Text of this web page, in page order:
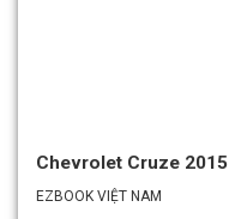
Chevrolet Cruze 2015
EZBOOK VIỆT NAM